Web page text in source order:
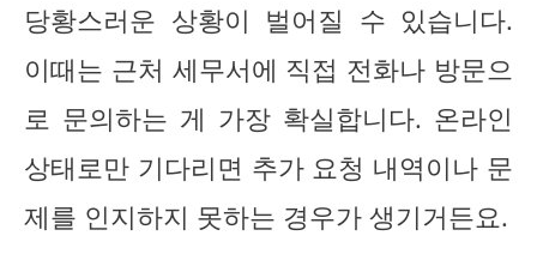
당황스러운 상황이 벌어질 수 있습니다.
이때는 근처 세무서에 직접 전화나 방문으
로 문의하는 게 가장 확실합니다. 온라인
상태로만 기다리면 추가 요청 내역이나 문
제를 인지하지 못하는 경우가 생기거든요.